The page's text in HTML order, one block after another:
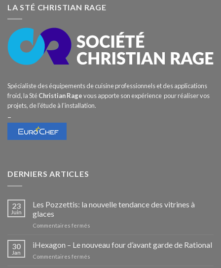
LA STÉ CHRISTIAN RAGE
Spécialiste des équipements de cuisine professionnels et des applications
froid, la StéChristian Ragevous apporte son expérience pour réaliser vos
projets, de l’étude à l’installation.
–
DERNIERS ARTICLES
23
Juin
Les Pozzettis: la nouvelle tendance des vitrines à
glaces
Commentaires fermés
Pozzettis:
la
30
Jan
iHexagon – Le nouveau four d’avant garde de Rational
Commentaires fermés